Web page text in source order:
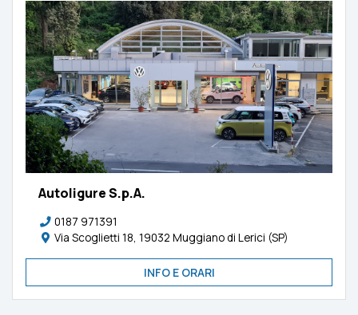
Autoligure S.p.A.
0187 971391
Via Scoglietti 18, 19032 Muggiano di Lerici (SP)
INFO E ORARI